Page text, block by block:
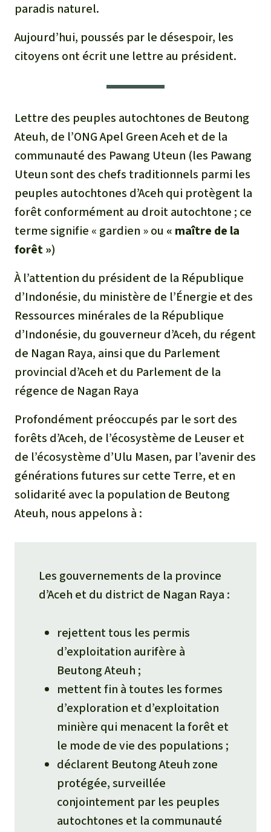
paradis naturel.
Aujourd’hui, poussés par le désespoir, les
citoyens ont écrit une lettre au président.
Lettre des peuples autochtones de Beutong
Ateuh, de l’ONG Apel Green Aceh et de la
communauté des Pawang Uteun (les Pawang
Uteun sont des chefs traditionnels parmi les
peuples autochtones d’Aceh qui protègent la
forêt conformément au droit autochtone ; ce
terme signifie « gardien » ou « maître de la
forêt »)
À l’attention du président de la République
d’Indonésie, du ministère de l’Énergie et des
Ressources minérales de la République
d’Indonésie, du gouverneur d’Aceh, du régent
de Nagan Raya, ainsi que du Parlement
provincial d’Aceh et du Parlement de la
régence de Nagan Raya
Profondément préoccupés par le sort des
forêts d’Aceh, de l’écosystème de Leuser et
de l’écosystème d’Ulu Masen, par l’avenir des
générations futures sur cette Terre, et en
solidarité avec la population de Beutong
Ateuh, nous appelons à :
Les gouvernements de la province
d’Aceh et du district de Nagan Raya :
rejettent tous les permis
d’exploitation aurifère à
Beutong Ateuh ;
mettent fin à toutes les formes
d’exploration et d’exploitation
minière qui menacent la forêt et
le mode de vie des populations ;
déclarent Beutong Ateuh zone
protégée, surveillée
conjointement par les peuples
autochtones et la communauté